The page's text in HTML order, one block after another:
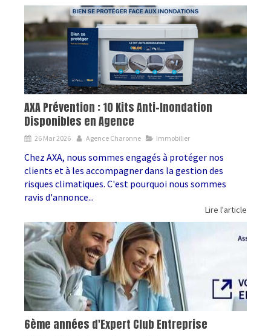
AXA Prévention : 10 Kits Anti-Inondation
Disponibles en Agence
26 Mar 2026 Agence Charonne Immobilier
Chez AXA, nous sommes engagés à protéger nos
clients et à les accompagner dans la gestion des
risques climatiques. C'est pourquoi nous sommes
ravis d'annonce...
Lire l'article
6ème années d'Expert Club Entreprise